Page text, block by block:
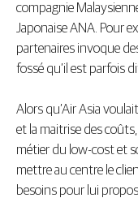
compagnie
Japonaise ANA. Pour
partenaires invoque
fossé qu’il est parfois
Alors qu’Air Asia
et la maitrise des
métier du low-cost et
mettre au centre le
besoins pour lui